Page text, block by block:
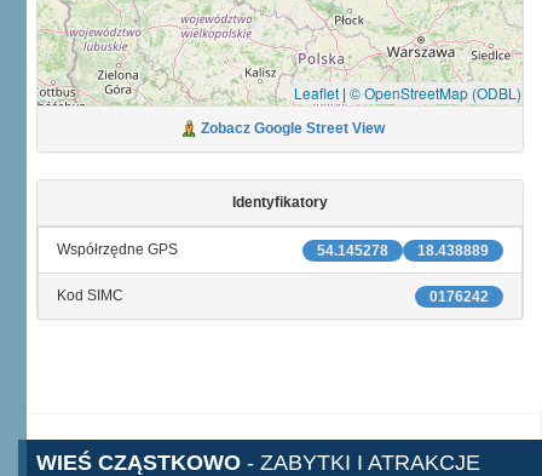
Leaflet | © OpenStreetMap (ODBL)
Zobacz Google Street View
Identyfikatory
18.438889
54.145278
Współrzędne GPS
0176242
Kod SIMC
WIEŚ CZĄSTKOWO - ZABYTKI I ATRAKCJE